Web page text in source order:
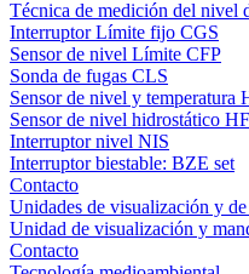
Técnica de medición del nivel
Interruptor Límite fijo CGS
Sensor de nivel Límite CFP
Sonda de fugas CLS
Sensor de nivel y temperatura
Sensor de nivel hidrostático
Interruptor nivel NIS
Interruptor biestable: BZE set
Contacto
Unidades de visualización y
Unidad de visualización y
Contacto